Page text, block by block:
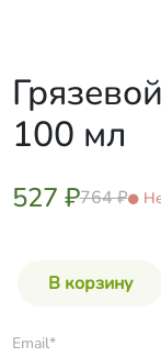
100 мл
527 ₽764 ₽
Email*